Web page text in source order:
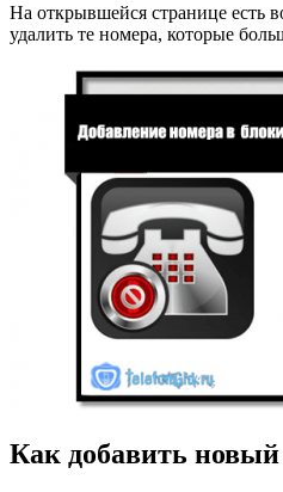
На открывшейся странице есть
удалить те номера, которые
Как добавить